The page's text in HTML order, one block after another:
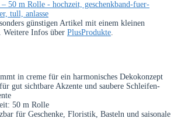
günstigen Artikel mit einem kleinen
Weitere Infos über PlusProdukte.
in creme für ein harmonisches Dekokonzept
gut sichtbare Akzente und saubere Schleifen-
50 m Rolle
für Geschenke, Floristik, Basteln und saisonale